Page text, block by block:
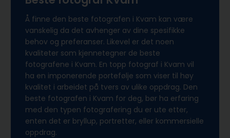
Å finne den beste fotografen i Kvam kan være
vanskelig da det avhenger av dine spesifikke
behov og preferanser. Likevel er det noen
kvaliteter som kjennetegner de beste
fotografene i Kvam. En topp fotograf i Kvam vil
ha en imponerende portefølje som viser til høy
kvalitet i arbeidet på tvers av ulike oppdrag. Den
beste fotografen i Kvam for deg, bør ha erfaring
med den typen fotografering du er ute etter,
enten det er bryllup, portretter, eller kommersielle
oppdrag.